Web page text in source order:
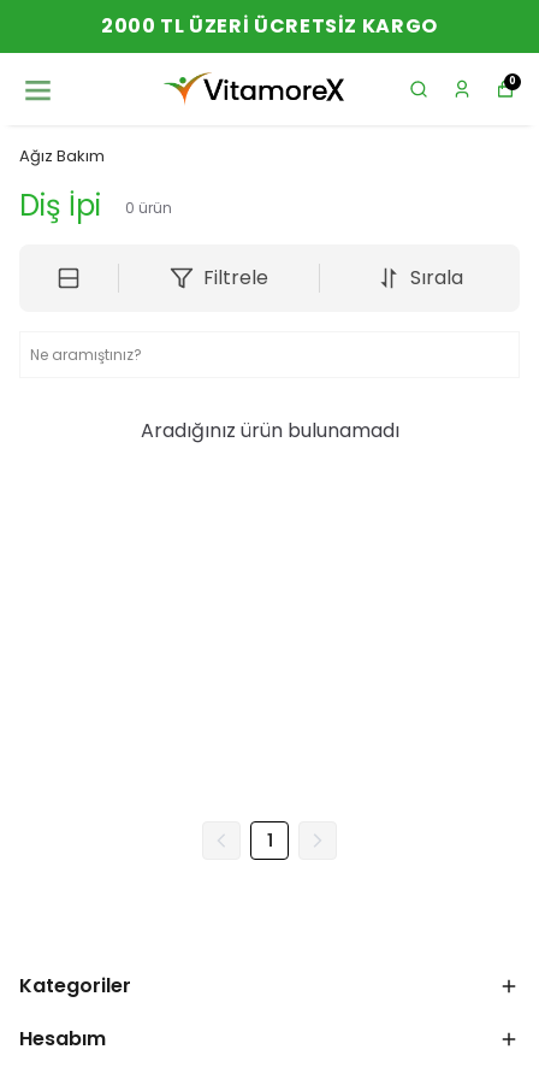
2000 TL ÜZERI ÜCRETSIZ KARGO
0
Ağız Bakım
Diş İpi 0 ürün
Filtrele Sırala
Aradığınız ürün bulunamadı
1
Kategoriler
Hesabım